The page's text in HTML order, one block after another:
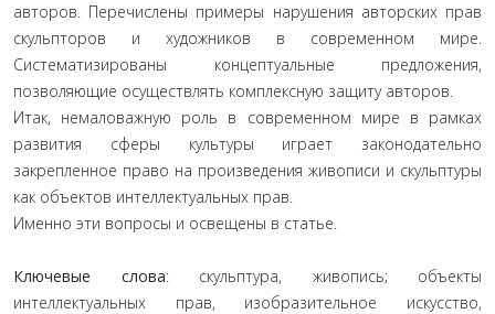
авторов. Перечислены примеры нарушения авторских прав
скульпторов и художников в современном мире.
Систематизированы концептуальные предложения,
позволяющие осуществлять комплексную защиту авторов.
Итак, немаловажную роль в современном мире в рамках
развития сферы культуры играет законодательно
закрепленное право на произведения живописи и скульптуры
как объектов интеллектуальных прав.
Именно эти вопросы и освещены в статье.
Ключевые слова: скульптура, живопись; объекты
интеллектуальных прав, изобразительное искусство,